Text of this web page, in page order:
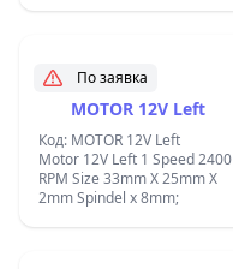
По заявка
MOTOR 12V Left
Код: MOTOR 12V Left
Motor 12V Left 1 Speed 2400
RPM Size 33mm X 25mm X
2mm Spindel x 8mm;